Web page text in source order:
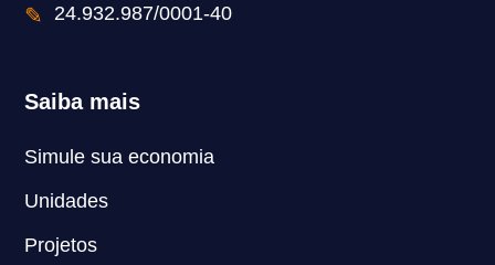
✎
24.932.987/0001-40
Saiba mais
Simule sua economia
Unidades
Projetos